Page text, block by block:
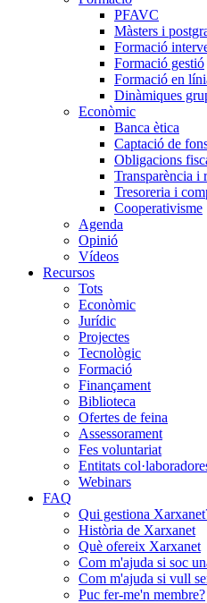
PFAVC
Màsters i
Formació
Formació gestió
Formació en
Dinàmiques
Econòmic
Banca ètica
Captació de
Obligacions
Transparència i
Tresoreria i
Cooperativisme
Agenda
Opinió
Vídeos
Recursos
Tots
Econòmic
Jurídic
Projectes
Tecnològic
Formació
Finançament
Biblioteca
Ofertes de feina
Assessorament
Fes voluntariat
Entitats
Webinars
FAQ
Qui gestiona
Història de Xarxanet
Què ofereix Xarxanet
Com m'ajuda si soc
Com m'ajuda si vull
Puc fer-me'n membre?